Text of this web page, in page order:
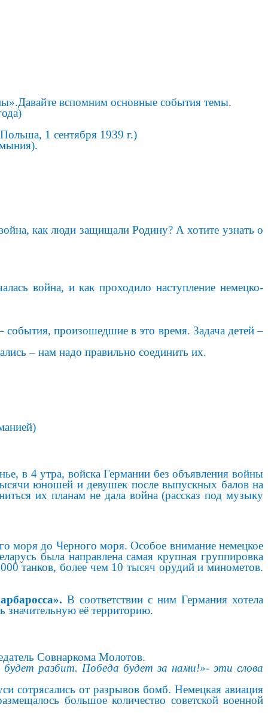
вспомним основные события темы.
1 сентября 1939 г.)
как люди защищали Родину? А хотите узнать о
война, и как проходило наступление немецко-
события, произошедшие в это время. Задача детей –
– нам надо правильно соединить их.
в 4 утра, войска Германии без объявления войны
юношей и девушек после выпускных балов на
их планам не дала война (рассказ под музыку
моря до Черного моря. Особое внимание немецкое
была направлена самая крупная группировка
танков, более чем 10 тысяч орудий и минометов.
В соответствии с ним Германия хотела
значительную её территорию.
Совнаркома Молотов.
разбит. Победа будет за нами!»- эти слова
сотрясались от разрывов бомб. Немецкая авиация
большое количество советской военной